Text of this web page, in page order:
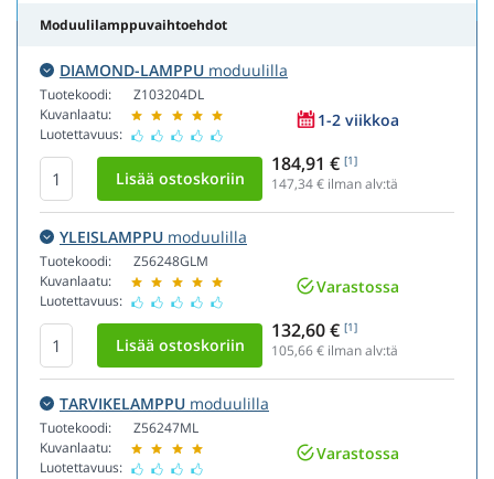
Moduulilamppuvaihtoehdot
DIAMOND-LAMPPU moduulilla
Tuotekoodi:
Kuvanlaatu:
Luotettavuus:
Z103204DL
1-2 viikkoa
184,91 € [1]
147,34€ ilman alv:tä
YLEISLAMPPU moduulilla
Tuotekoodi:
Kuvanlaatu:
Luotettavuus:
Z56248GLM
Varastossa
132,60 € [1]
105,66€ ilman alv:tä
TARVIKELAMPPU moduulilla
Tuotekoodi:
Kuvanlaatu:
Luotettavuus:
Z56247ML
Varastossa